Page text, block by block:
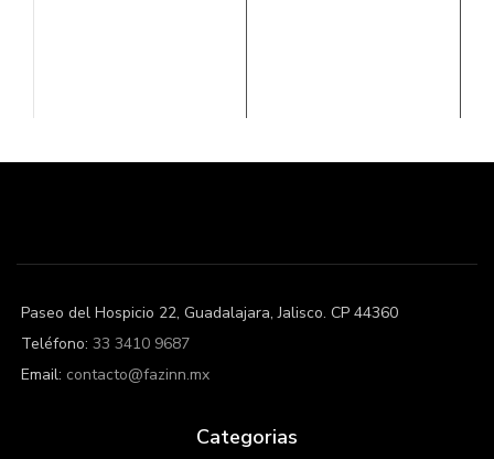
Paseo del Hospicio 22, Guadalajara, Jalisco. CP 44360
Teléfono: 33 3410 9687
Email: contacto@fazinn.mx
Categorias